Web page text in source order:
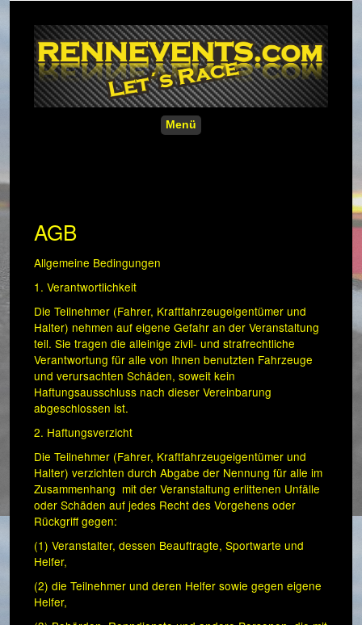
Menü
AGB
Allgemeine Bedingungen
1. Verantwortlichkeit
Die Teilnehmer (Fahrer, Kraftfahrzeugeigentümer und
Halter) nehmen auf eigene Gefahr an der Veranstaltung
teil. Sie tragen die alleinige zivil- und strafrechtliche
Verantwortung für alle von Ihnen benutzten Fahrzeuge
und verursachten Schäden, soweit kein
Haftungsausschluss nach dieser Vereinbarung
abgeschlossen ist.
2. Haftungsverzicht
Die Teilnehmer (Fahrer, Kraftfahrzeugeigentümer und
Halter) verzichten durch Abgabe der Nennung für alle im
Zusammenhang mit der Veranstaltung erlittenen Unfälle
oder Schäden auf jedes Recht des Vorgehens oder
Rückgriff gegen:
(1) Veranstalter, dessen Beauftragte, Sportwarte und
Helfer,
(2) die Teilnehmer und deren Helfer sowie gegen eigene
Helfer,